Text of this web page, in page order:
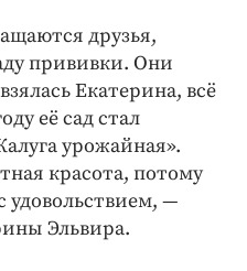
друзья,
прививки. Они
Екатерина, всё
её сад стал
урожайная».
красота, потому
удовольствием, —
Эльвира.